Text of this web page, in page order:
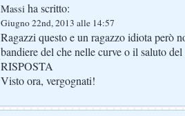
Massi ha scritto:
Giugno 22nd, 2013 alle 14:57
Ragazzi questo e un ragazzo idiota però
bandiere del che nelle curve o il saluto
RISPOSTA
Visto ora, vergognati!